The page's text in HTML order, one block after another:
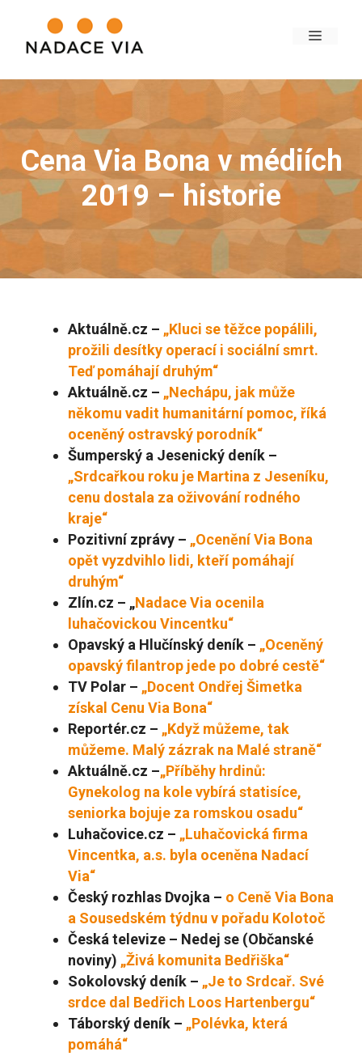
Cena Via Bona v médiích
2019 – historie
Aktuálně.cz – „Kluci se těžce popálili,
prožili desítky operací i sociální smrt.
Teď pomáhají druhým“
Aktuálně.cz – „Nechápu, jak může
někomu vadit humanitární pomoc, říká
oceněný ostravský porodník“
Šumperský a Jesenický deník –
„Srdcařkou roku je Martina z Jeseníku,
cenu dostala za oživování rodného
kraje“
Pozitivní zprávy – „Ocenění Via Bona
opět vyzdvihlo lidi, kteří pomáhají
druhým“
Zlín.cz – „Nadace Via ocenila
luhačovickou Vincentku“
Opavský a Hlučínský deník – „Oceněný
opavský filantrop jede po dobré cestě“
TV Polar – „Docent Ondřej Šimetka
získal Cenu Via Bona“
Reportér.cz – „Když můžeme, tak
můžeme. Malý zázrak na Malé straně“
Aktuálně.cz –„Příběhy hrdinů:
Gynekolog na kole vybírá statisíce,
seniorka bojuje za romskou osadu“
Luhačovice.cz – „Luhačovická firma
Vincentka, a.s. byla oceněna Nadací
Via“
Český rozhlas Dvojka – o Ceně Via Bona
a Sousedském týdnu v pořadu Kolotoč
Česká televize – Nedej se (Občanské
noviny) „Živá komunita Bedřiška“
Sokolovský deník – „Je to Srdcař. Své
srdce dal Bedřich Loos Hartenbergu“
Táborský deník – „Polévka, která
pomáhá“